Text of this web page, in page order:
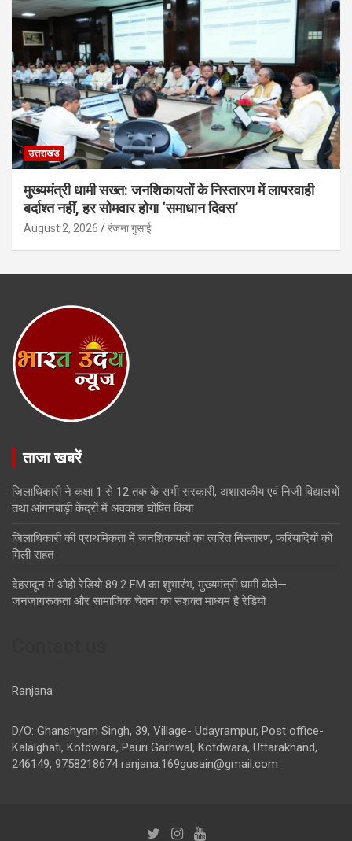
उत्तराखंड
मुख्यमंत्री धामी सख्त: जनशिकायतों के निस्तारण में लापरवाही
बर्दाश्त नहीं, हर सोमवार होगा ‘समाधान दिवस’
August 2, 2026 रंजना गुसाई
ताजा खबरें
जिलाधिकारी ने कक्षा 1 से 12 तक के सभी सरकारी, अशासकीय एवं निजी विद्यालयों
तथा आंगनबाड़ी केंद्रों में अवकाश घोषित किया
जिलाधिकारी की प्राथमिकता में जनशिकायतों का त्वरित निस्तारण, फरियादियों को
मिली राहत
देहरादून में ओहो रेडियो 89.2 FM का शुभारंभ, मुख्यमंत्री धामी बोले—
जनजागरूकता और सामाजिक चेतना का सशक्त माध्यम है रेडियो
Ranjana
D/O: Ghanshyam Singh, 39, Village- Udayrampur, Post office-
Kalalghati, Kotdwara, Pauri Garhwal, Kotdwara, Uttarakhand,
246149, 9758218674ranjana.169gusain@gmail.com